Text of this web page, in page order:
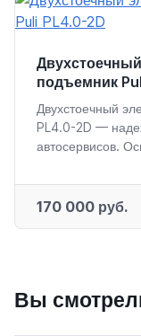
подъемник
Двухстоечный
PL4.0-2D —
автосервисов.
170 000 руб.
Вы